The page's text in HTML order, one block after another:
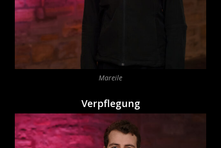
Mareile
Verpflegung